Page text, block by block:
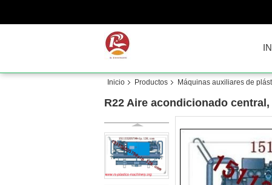
Inicio Productos Máquinas auxiliares de
R22 Aire acondicionado